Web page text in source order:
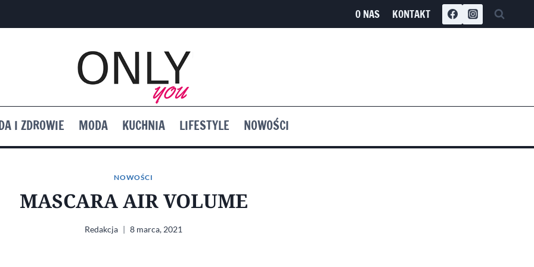
O NAS KONTAKT
I ZDROWIE MODA KUCHNIA LIFESTYLE NOWOŚCI
NOWOŚCI
MASCARA AIR VOLUME
Redakcja 8 marca, 2021